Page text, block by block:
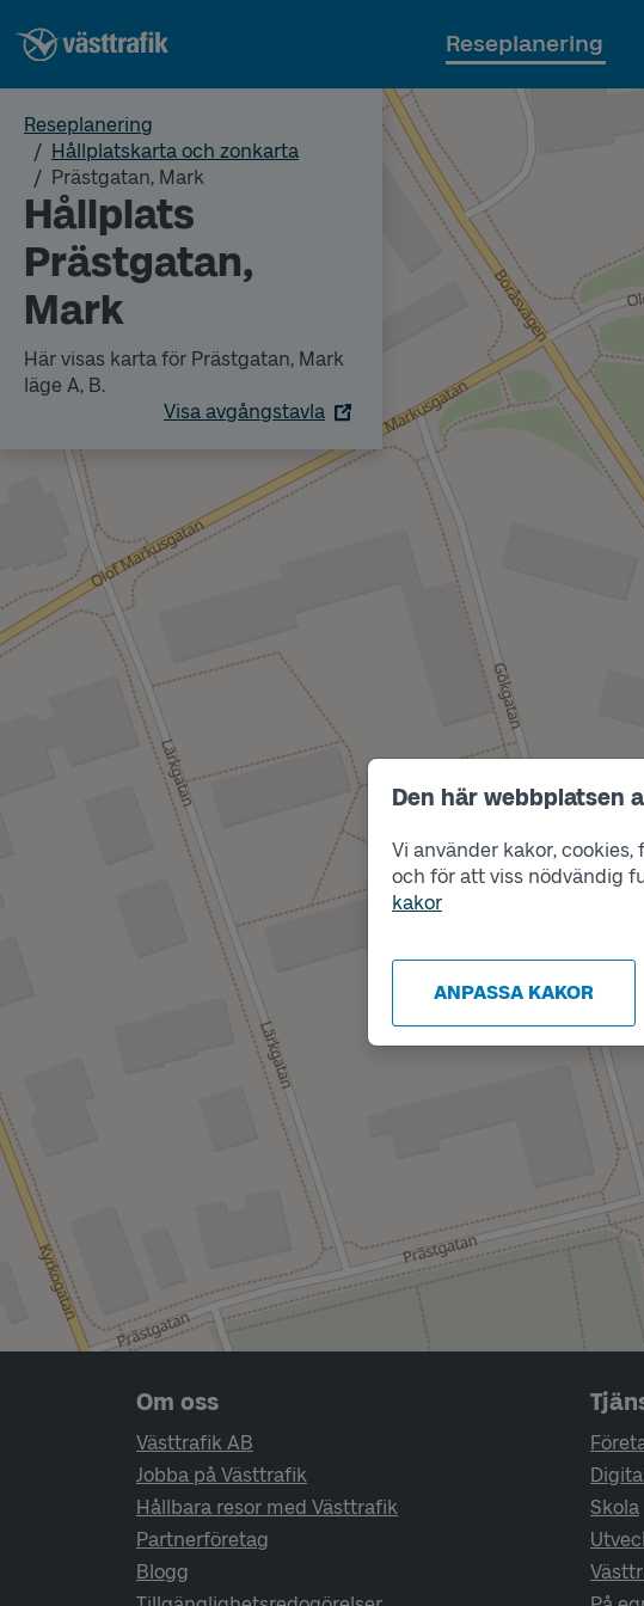
Den här webbplatsen
Vi använder kakor,
och för att viss nödvändig
kakor
ANPASSA KAKOR
Reseplanering
Reseplanering
Hållplatskarta och zonkarta
Prästgatan, Mark
Hållplats
Prästgatan,
Mark
Här visas karta för Prästgatan, Mark
läge A, B.
Visa avgångstavla
Sidfotsnavigering
Om oss
Västtrafik AB
Jobba på Västtrafik
Hållbara resor med Västtrafik
Partnerföretag
Blogg
Skola